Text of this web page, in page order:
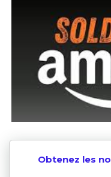
Obtenez les